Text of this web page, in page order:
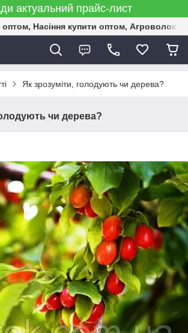
актуальний прайс-лист
Насіння купити оптом,
Як зрозуміти, голодують чи дерева?
чи дерева?